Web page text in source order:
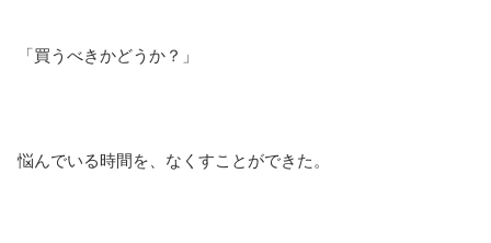
「買うべきかどうか？」
悩んでいる時間を、なくすことができた。